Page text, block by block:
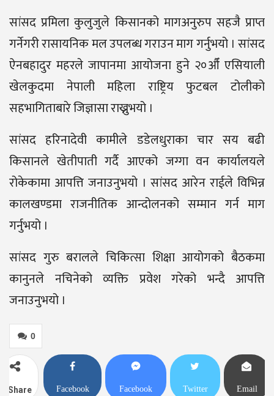
सांसद प्रमिला कुलुजुले किसानको मागअनुरुप सहजै प्राप्त
गर्नेगरी रासायनिक मल उपलब्ध गराउन माग गर्नुभयो । सांसद
ऐनबहादुर महरले जापानमा आयोजना हुने २०औँ एसियाली
खेलकुदमा नेपाली महिला राष्ट्रिय फुटबल टोलीको
सहभागिताबारे जिज्ञासा राख्नुभयो ।
सांसद हरिनादेवी कामीले डडेलधुराका चार सय बढी
किसानले खेतीपाती गर्दै आएको जग्गा वन कार्यालयले
रोकेकामा आपत्ति जनाउनुभयो । सांसद आरेन राईले विभिन्न
कालखण्डमा राजनीतिक आन्दोलनको सम्मान गर्न माग
गर्नुभयो ।
सांसद गुरु बरालले चिकित्सा शिक्षा आयोगको बैठकमा
कानुनले नचिनेको व्यक्ति प्रवेश गरेको भन्दै आपत्ति
जनाउनुभयो ।
0
Share Facebook Facebook Twitter Email